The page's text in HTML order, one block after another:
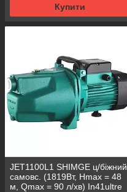
Купити
JET1100L1 SHIMGE ц/біжний
самовс. (1819Вт, Нmax = 48
м, Qmax = 90 л/хв) In41ultre